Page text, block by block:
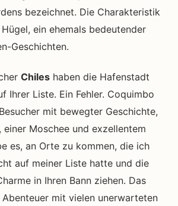
bezeichnet. Die Charakteristik
ein ehemals bedeutender
Geschichten.
Chiles haben die Hafenstadt
Ihrer Liste. Ein Fehler. Coquimbo
mit bewegter Geschichte,
einer Moschee und exzellentem
es, an Orte zu kommen, die ich
auf meiner Liste hatte und die
in Ihren Bann ziehen. Das
mit vielen unerwarteten